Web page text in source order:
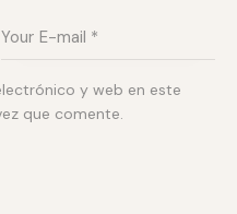
y web en este
que comente.